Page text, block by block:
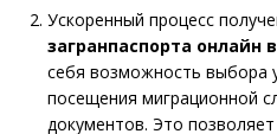
Ускоренный процесс
загранпаспорта онлайн
себя возможность выбора
посещения миграционной
документов. Это